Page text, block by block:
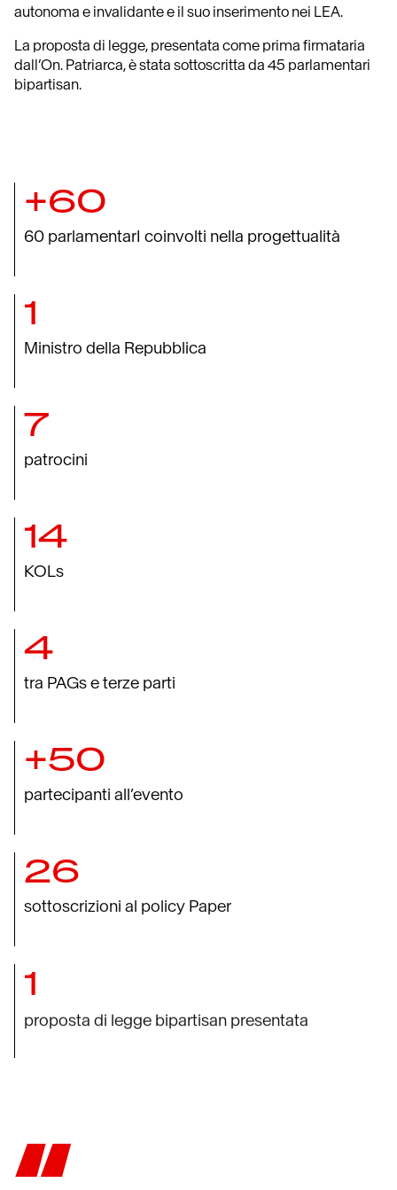
autonoma e invalidante e il suo inserimento nei LEA.
La proposta di legge, presentata come prima firmataria
dall’On. Patriarca, è stata sottoscritta da 45 parlamentari
bipartisan.
+60
60 parlamentarI coinvolti nella progettualità
1
Ministro della Repubblica
7
patrocini
14
KOLs
4
tra PAGs e terze parti
+50
partecipanti all’evento
26
sottoscrizioni al policy Paper
1
proposta di legge bipartisan presentata